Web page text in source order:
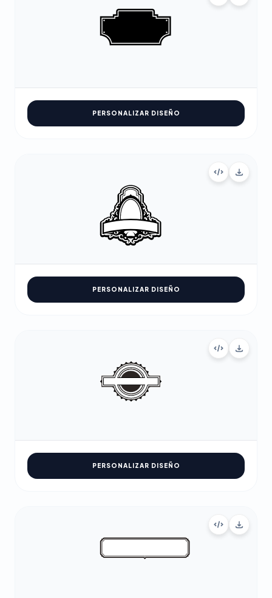
PERSONALIZAR DISEÑO
PERSONALIZAR DISEÑO
PERSONALIZAR DISEÑO